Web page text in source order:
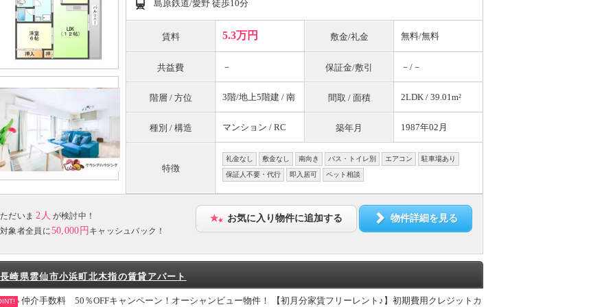
島原鉄道/愛野 徒歩10分
賃料 5.3万円 敷金/礼金 無料/無料
共益費 － 保証金/敷引 －/－
階層 / 方位 3階/地上5階建 / 南 間取 / 面積 2LDK / 39.01m²
種別 / 構造 マンション / RC 築年月 1987年02月
特徴
礼金なし 敷金なし 南向き バス・トイレ別 エアコン 駐車場あり
保証人不要・代行 即入居可 ペット相談
ただいま 2人 が検討中！
対象者全員に50,000円 キャッシュバック！
お気に入り物件に追加する 物件詳細を見る
長崎県雲仙市小浜町北木指の賃貸アパート
仲介手数料 50％OFFキャンペーン！オーシャンビュー物件！ 【初月分家賃フリーレント♪】初期費用クレジットカ